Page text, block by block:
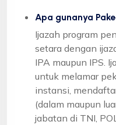
Apa gunanya
Ijazah program
setara dengan
IPA maupun IPS.
untuk melamar
instansi,
(dalam maupun
jabatan di TNI,